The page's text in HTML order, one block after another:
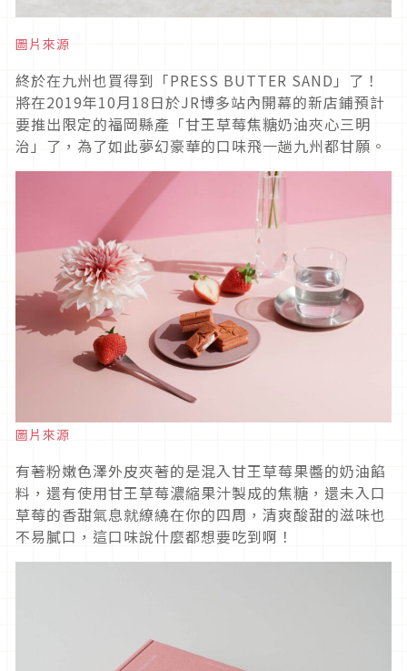
圖片來源
終於在九州也買得到「PRESS BUTTER SAND」了！
將在2019年10月18日於JR博多站內開幕的新店鋪預計
要推出限定的福岡縣產「甘王草莓焦糖奶油夾心三明
治」了，為了如此夢幻豪華的口味飛一趟九州都甘願。
圖片來源
有著粉嫩色澤外皮夾著的是混入甘王草莓果醬的奶油餡
料，還有使用甘王草莓濃縮果汁製成的焦糖，還未入口
草莓的香甜氣息就繚繞在你的四周，清爽酸甜的滋味也
不易膩口，這口味說什麼都想要吃到啊！